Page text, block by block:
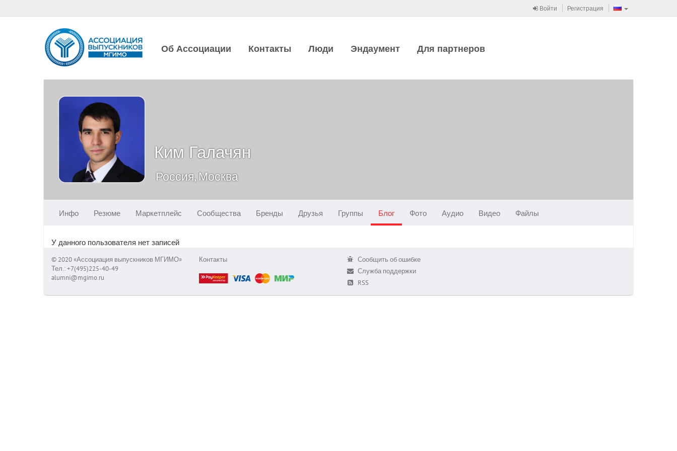
Войти Регистрация
Об Ассоциации Контакты Люди Эндаумент Для партнеров
Ким Галачян
Россия, Москва
Инфо Резюме Маркетплейс Сообщества Бренды Друзья Группы Блог Фото Аудио Видео Файлы
У данного пользователя нет записей
© 2020 «Ассоциация выпускников МГИМО»
Тел.: +7(495)225-40-49
alumni@mgimo.ru
Контакты
Сообщить об ошибке
Служба поддержки
RSS